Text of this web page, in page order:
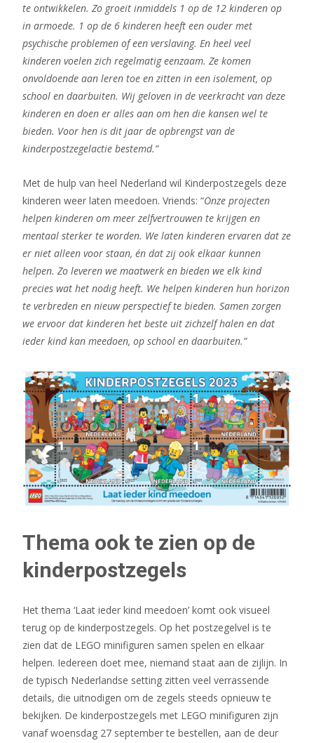
te ontwikkelen. Zo groeit inmiddels 1 op de 12 kinderen op
in armoede. 1 op de 6 kinderen heeft een ouder met
psychische problemen of een verslaving. En heel veel
kinderen voelen zich regelmatig eenzaam. Ze komen
onvoldoende aan leren toe en zitten in een isolement, op
school en daarbuiten. Wij geloven in de veerkracht van deze
kinderen en doen er alles aan om hen die kansen wel te
bieden. Voor hen is dit jaar de opbrengst van de
kinderpostzegelactie bestemd.”
Met de hulp van heel Nederland wil Kinderpostzegels deze
kinderen weer laten meedoen. Vriends: “Onze projecten
helpen kinderen om meer zelfvertrouwen te krijgen en
mentaal sterker te worden. We laten kinderen ervaren dat ze
er niet alleen voor staan, én dat zij ook elkaar kunnen
helpen. Zo leveren we maatwerk en bieden we elk kind
precies wat het nodig heeft. We helpen kinderen hun horizon
te verbreden en nieuw perspectief te bieden. Samen zorgen
we ervoor dat kinderen het beste uit zichzelf halen en dat
ieder kind kan meedoen, op school en daarbuiten.”
Thema ook te zien op de
kinderpostzegels
Het thema ‘Laat ieder kind meedoen’ komt ook visueel
terug op de kinderpostzegels. Op het postzegelvel is te
zien dat de LEGO minifiguren samen spelen en elkaar
helpen. Iedereen doet mee, niemand staat aan de zijlijn. In
de typisch Nederlandse setting zitten veel verrassende
details, die uitnodigen om de zegels steeds opnieuw te
bekijken. De kinderpostzegels met LEGO minifiguren zijn
vanaf woensdag 27 september te bestellen, aan de deur